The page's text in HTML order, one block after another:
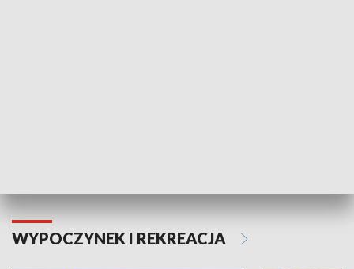
WYPOCZYNEK I REKREACJA